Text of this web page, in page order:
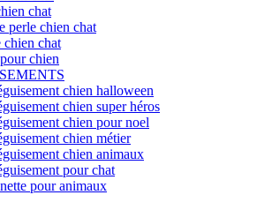
chat
perle chien chat
chien chat
chien
chien halloween
chien super héros
chien pour noel
chien métier
chien animaux
pour chat
pour animaux